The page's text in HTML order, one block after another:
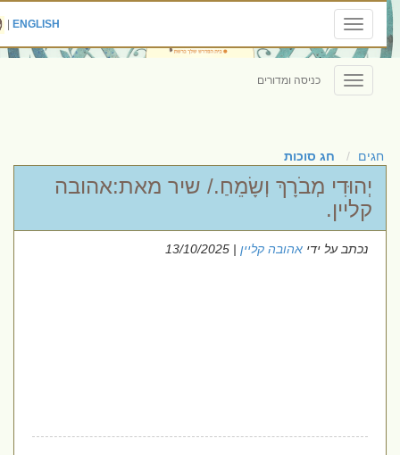
Toggle
navigation
ENGLISH
|
Toggle
navigation
כניסה ומדורים
חגים חג סוכות
יְהוּדִי מְבֹרָךְ וְשָׂמֵחַ./ שיר מאת:אהובה
קליין.
נכתב על ידיאהובה קליין| 13/10/2025